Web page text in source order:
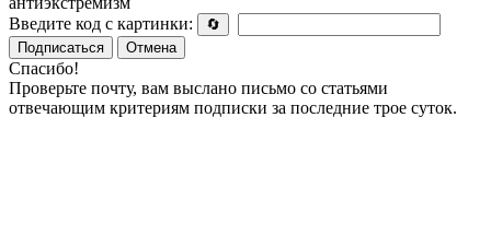
Введите код с картинки:
🔄
Подписаться
Отмена
Спасибо!
Проверьте почту, вам выслано письмо со статьями
отвечающим критериям подписки за последние трое суток.